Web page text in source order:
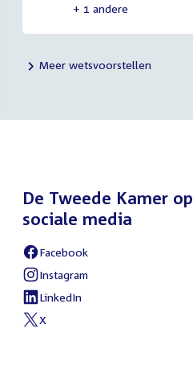
+ 1 andere
Meer wetsvoorstellen
De Tweede Kamer op
sociale media
External
link:
Facebook
External
link:
Instagram
External
link:
LinkedIn
External
X